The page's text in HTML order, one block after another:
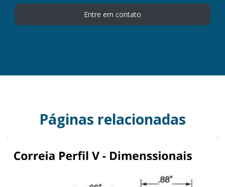
Entre em contato
Páginas relacionadas